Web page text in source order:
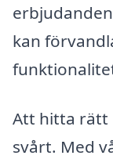
kan
Att hitta rätt
svårt. Med